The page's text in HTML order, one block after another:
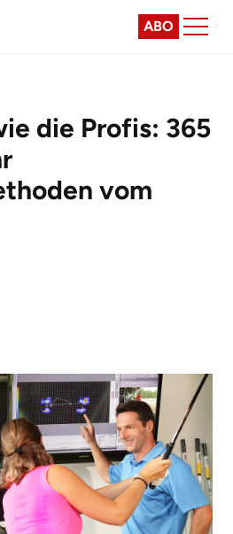
ABO
die Profis: 365
vom